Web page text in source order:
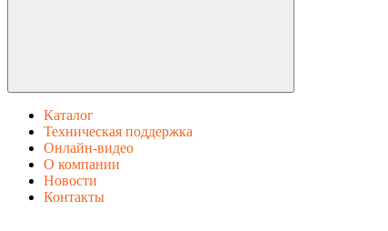
Каталог
Техническая поддержка
Онлайн-видео
О компании
Новости
Контакты